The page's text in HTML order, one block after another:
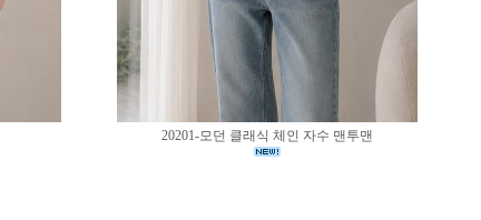
20201-모던 클래식 체인 자수 맨투맨